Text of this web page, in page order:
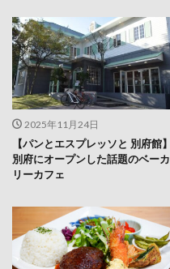
2025年11月24日
【パンとエスプレッソと 別府館】
別府にオープンした話題のベーカ
リーカフェ